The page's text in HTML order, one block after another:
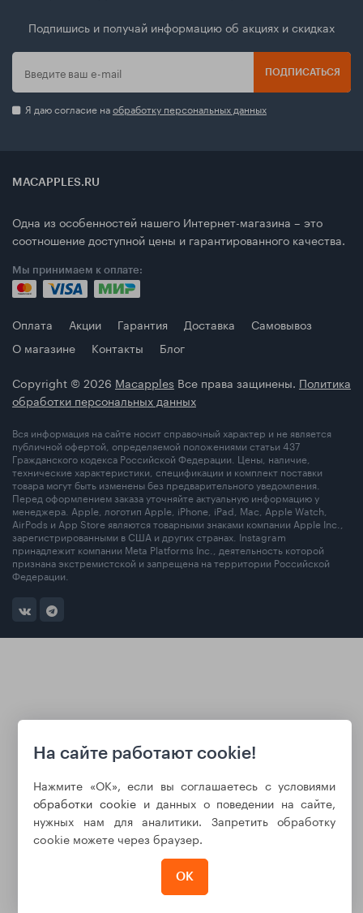
Подпишись и получай информацию об акциях и скидках
ПОДПИСАТЬСЯ
Я даю согласие наобработку персональных данных
MACAPPLES.RU
Одна из особенностей нашего Интернет-магазина – это
соотношение доступной цены и гарантированного качества.
Мы принимаем к оплате:
Оплата Акции Гарантия Доставка
Самовывоз
О магазине
Контакты
Блог
Copyright © 2026 Macapples Все права защинены. Политика
обработки персональных данных
Вся информация на сайте носит справочный характер и не является
публичной офертой, определяемой положениями статьи 437
Гражданского кодекса Российской Федерации. Цены, наличие,
технические характеристики, спецификации и комплект поставки
товара могут быть изменены без предварительного уведомления.
Перед оформлением заказа уточняйте актуальную информацию у
менеджера. Apple, логотип Apple, iPhone, iPad, Mac, Apple Watch,
AirPods и App Store являются товарными знаками компании Apple Inc.,
зарегистрированными в США и других странах. Instagram
принадлежит компании Meta Platforms Inc., деятельность которой
признана экстремистской и запрещена на территории Российской
Федерации.
На сайте работают cookie!
Нажмите «ОК», если вы соглашаетесь с условиями
обработки cookie и данных о поведении на сайте,
нужных нам для аналитики. Запретить обработку
cookie можете через браузер.
ОК